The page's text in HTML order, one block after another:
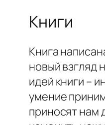
Книги
Книга
новый взгляд
идей книги –
умение
приносят нам